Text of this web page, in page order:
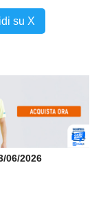
su X
06/2026